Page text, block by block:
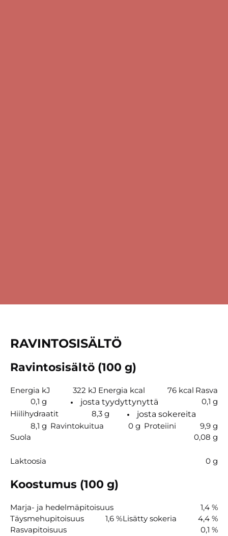
RAVINTOSISÄLTÖ
Ravintosisältö (100 g)
Energia kJ 322 kJ Energia kcal 76 kcal Rasva
0,1 g
josta tyydyttynyttä
0,1 g
Hiilihydraatit
8,3 g
josta sokereita
8,1 g Ravintokuitua 0 g Proteiini
9,9 g
Suola
0,08 g
Laktoosia 0 g
Koostumus (100 g)
Marja- ja hedelmäpitoisuus
1,4 %
Täysmehupitoisuus
1,6 %Lisätty sokeria
4,4 %
Rasvapitoisuus
0,1 %